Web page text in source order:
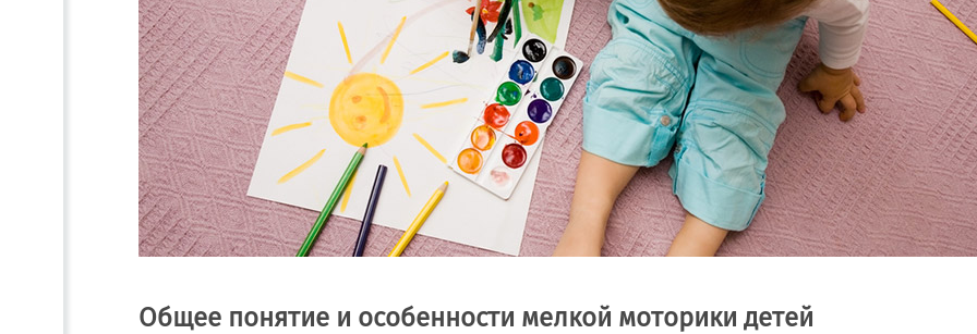
Общее понятие и особенности мелкой моторики детей